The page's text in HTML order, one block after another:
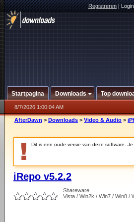
Registreren|
Startpagina Downloads Top
8/7/2026 1:00:04 AM
AfterDawn > Downloads > Video & Audio >
Dit is een oude versie van deze software.
iRepo v5.2.2
Shareware
Vista / Win2k / Win7 / Win8 /